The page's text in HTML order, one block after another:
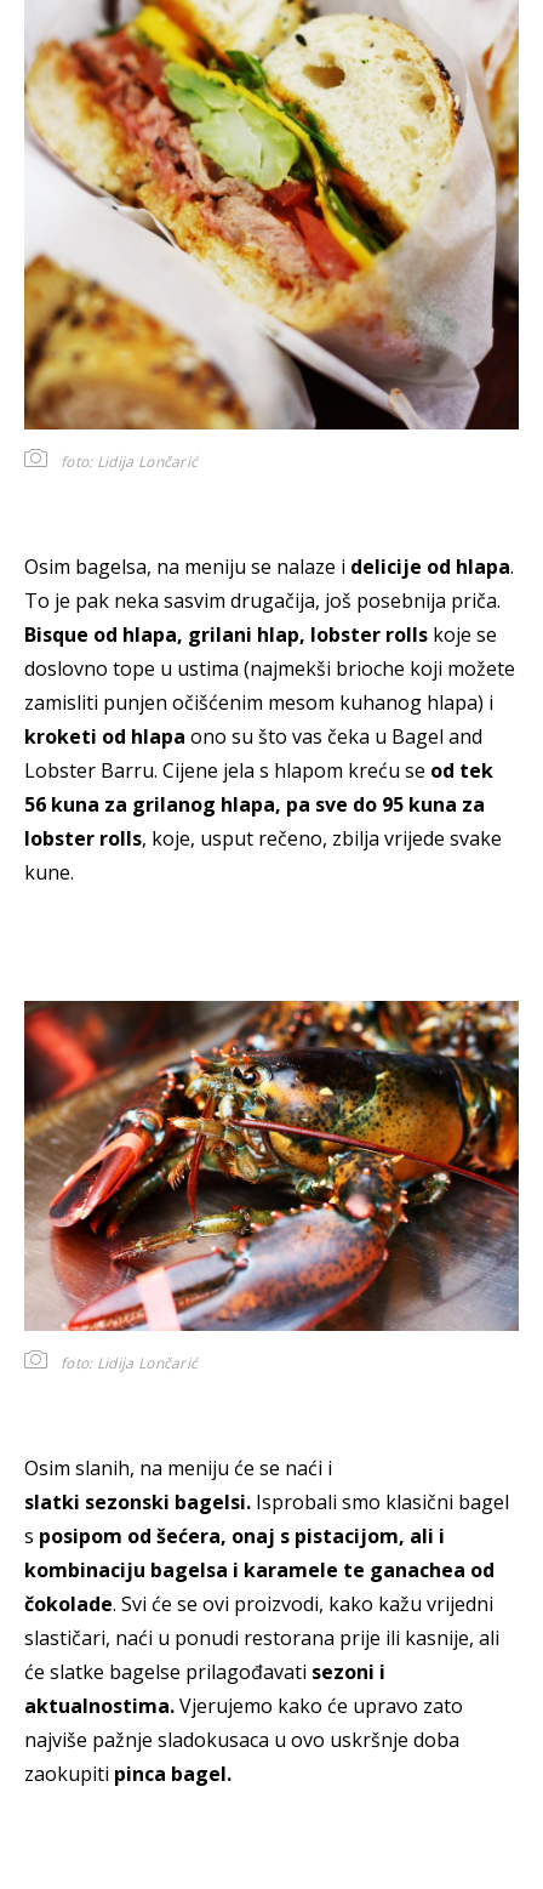
foto: Lidija Lončarić
Osim bagelsa, na meniju se nalaze i delicije od hlapa.
To je pak neka sasvim drugačija, još posebnija priča.
Bisque od hlapa, grilani hlap, lobster rolls koje se
doslovno tope u ustima (najmekši brioche koji možete
zamisliti punjen očišćenim mesom kuhanog hlapa) i
kroketi od hlapa ono su što vas čeka u Bagel and
Lobster Barru. Cijene jela s hlapom kreću se od tek
56 kuna za grilanog hlapa, pa sve do 95 kuna za
lobster rolls, koje, usput rečeno, zbilja vrijede svake
kune.
foto: Lidija Lončarić
Osim slanih, na meniju će se naći i
slatki sezonski bagelsi. Isprobali smo klasični bagel
s posipom od šećera, onaj s pistacijom, ali i
kombinaciju bagelsa i karamele te ganachea od
čokolade. Svi će se ovi proizvodi, kako kažu vrijedni
slastičari, naći u ponudi restorana prije ili kasnije, ali
će slatke bagelse prilagođavati sezoni i
aktualnostima.Vjerujemo kako će upravo zato
najviše pažnje sladokusaca u ovo uskršnje doba
zaokupiti pinca bagel.